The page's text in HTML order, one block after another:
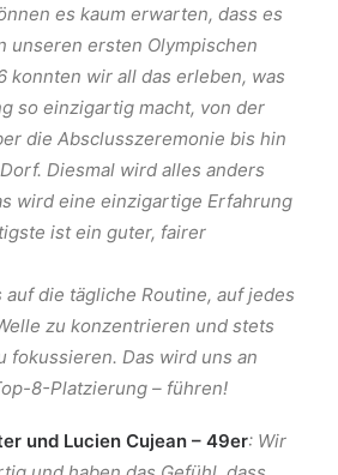
es kaum erwarten, dass es
unseren ersten Olympischen
konnten wir all das erleben, was
so einzigartig macht, von der
die Absclusszeremonie bis hin
Diesmal wird alles anders
wird eine einzigartige Erfahrung
ist ein guter, fairer
auf die tägliche Routine, auf jedes
zu konzentrieren und stets
fokussieren. Das wird uns an
8-Platzierung – führen!
und Lucien Cujean – 49er: Wir